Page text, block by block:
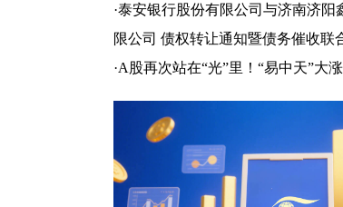
·泰安银行股份有限公司与济南济阳
限公司 债权转让通知暨债务催收联
·A股再次站在“光”里！“易中天”大